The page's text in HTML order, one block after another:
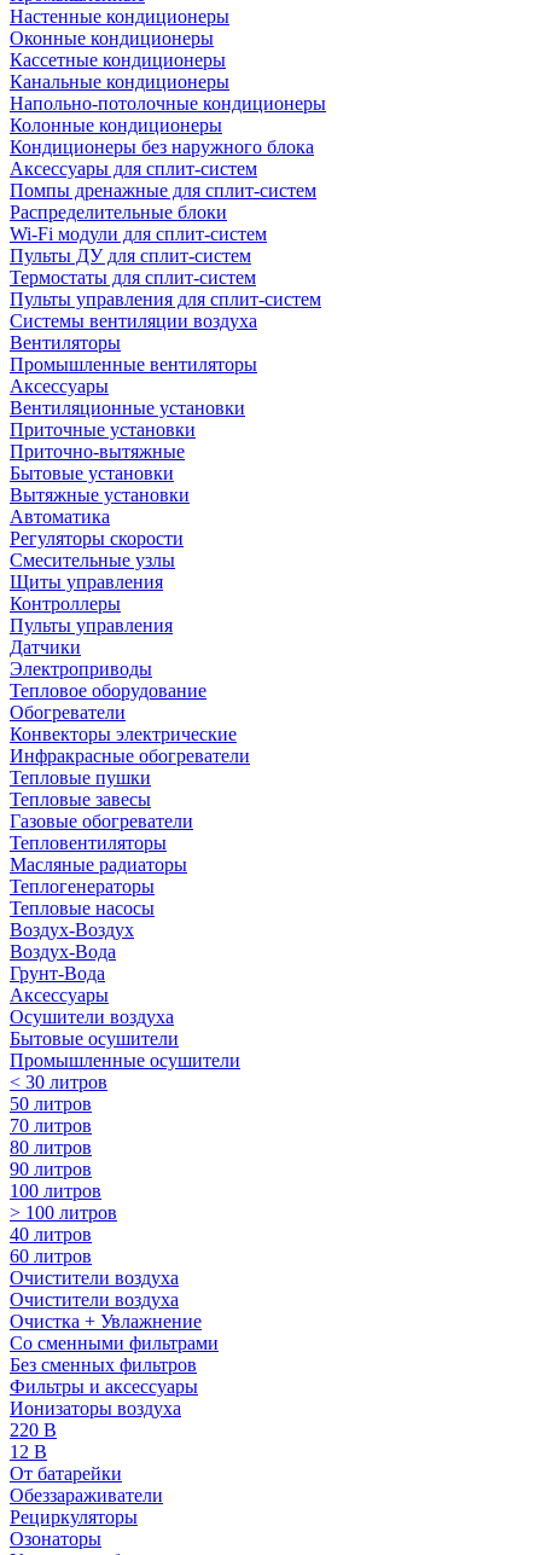
Настенные кондиционеры
Оконные кондиционеры
Кассетные кондиционеры
Канальные кондиционеры
Напольно-потолочные кондиционеры
Колонные кондиционеры
Кондиционеры без наружного блока
Аксессуары для сплит-систем
Помпы дренажные для сплит-систем
Распределительные блоки
Wi-Fi модули для сплит-систем
Пульты ДУ для сплит-систем
Термостаты для сплит-систем
Пульты управления для сплит-систем
Системы вентиляции воздуха
Вентиляторы
Промышленные вентиляторы
Аксессуары
Вентиляционные установки
Приточные установки
Приточно-вытяжные
Бытовые установки
Вытяжные установки
Автоматика
Регуляторы скорости
Смесительные узлы
Щиты управления
Контроллеры
Пульты управления
Датчики
Электроприводы
Тепловое оборудование
Обогреватели
Конвекторы электрические
Инфракрасные обогреватели
Тепловые пушки
Тепловые завесы
Газовые обогреватели
Тепловентиляторы
Масляные радиаторы
Теплогенераторы
Тепловые насосы
Воздух-Воздух
Воздух-Вода
Грунт-Вода
Аксессуары
Осушители воздуха
Бытовые осушители
Промышленные осушители
< 30 литров
50 литров
70 литров
80 литров
90 литров
100 литров
> 100 литров
40 литров
60 литров
Очистители воздуха
Очистители воздуха
Очистка + Увлажнение
Cо сменными фильтрами
Без сменных фильтров
Фильтры и аксессуары
Ионизаторы воздуха
220 В
12 В
От батарейки
Обеззараживатели
Рециркуляторы
Озонаторы